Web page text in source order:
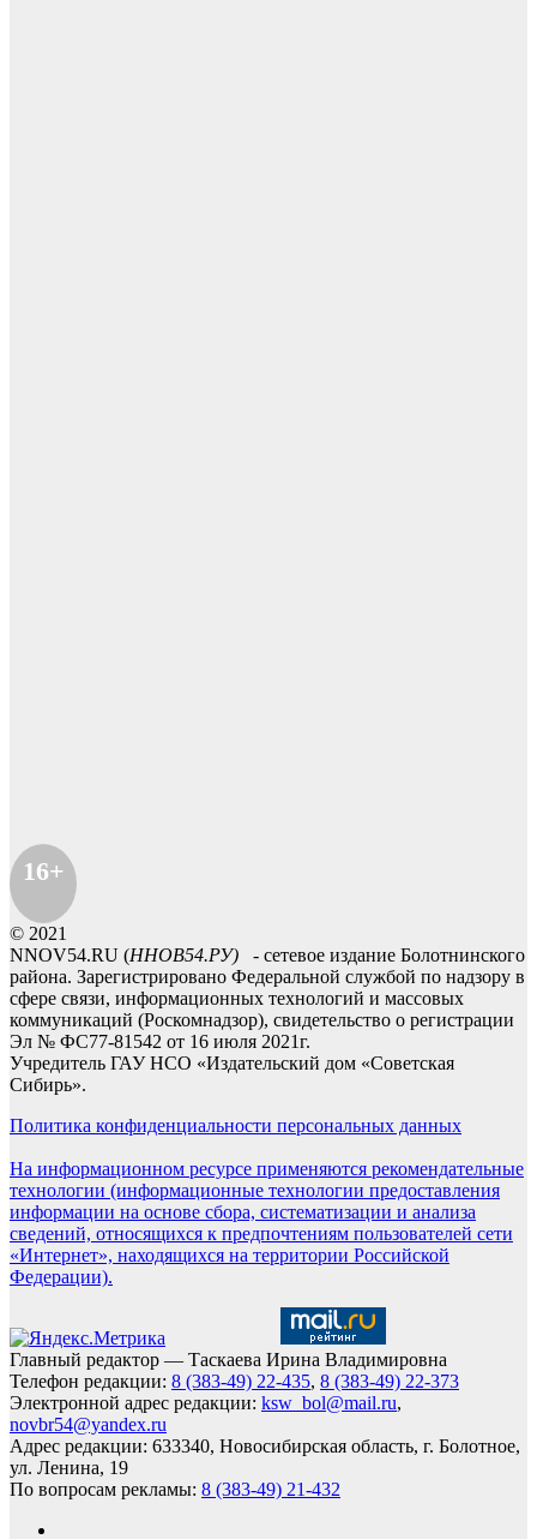
16+
© 2021
NNOV54.RU (ННОВ54.РУ) - сетевое издание Болотнинского
района. Зарегистрировано Федеральной службой по надзору в
сфере связи, информационных технологий и массовых
коммуникаций (Роскомнадзор), свидетельство о регистрации
Эл № ФС77-81542 от 16 июля 2021г.
Учредитель ГАУ НСО «Издательский дом «Советская
Сибирь».
Политика конфиденциальности персональных данных
На информационном ресурсе применяются рекомендательные
технологии (информационные технологии предоставления
информации на основе сбора, систематизации и анализа
сведений, относящихся к предпочтениям пользователей сети
«Интернет», находящихся на территории Российской
Федерации).
Главный редактор — Таскаева Ирина Владимировна
Телефон редакции: 8 (383-49) 22-435, 8 (383-49) 22-373
Электронной адрес редакции: ksw_bol@mail.ru,
novbr54@yandex.ru
Адрес редакции: 633340, Новосибирская область, г. Болотное,
ул. Ленина, 19
По вопросам рекламы: 8 (383-49) 21-432